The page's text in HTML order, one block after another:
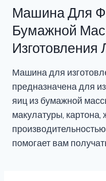
Машина Для
Бумажной
Машина для
предназначена для
яиц из бумажной
макулатуры, картона,
помогает вам